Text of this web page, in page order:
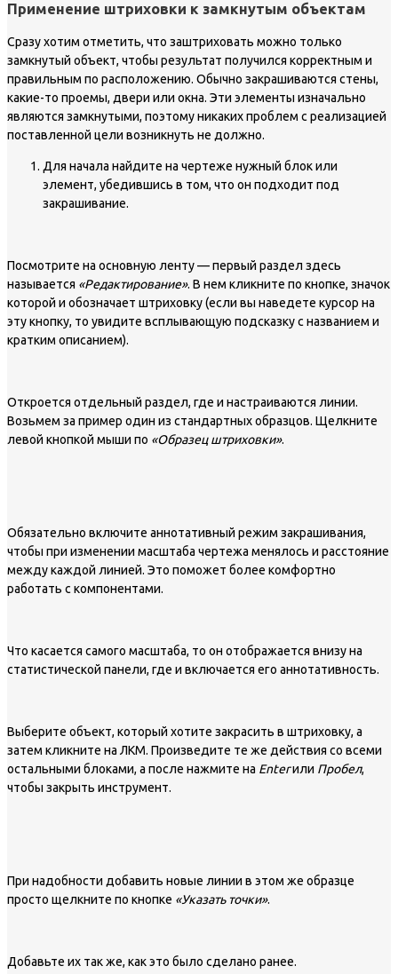
Применение штриховки к замкнутым объектам
Сразу хотим отметить, что заштриховать можно только
замкнутый объект, чтобы результат получился корректным и
правильным по расположению. Обычно закрашиваются стены,
какие-то проемы, двери или окна. Эти элементы изначально
являются замкнутыми, поэтому никаких проблем с реализацией
поставленной цели возникнуть не должно.
Для начала найдите на чертеже нужный блок или
элемент, убедившись в том, что он подходит под
закрашивание.
Посмотрите на основную ленту — первый раздел здесь
называется «Редактирование». В нем кликните по кнопке, значок
которой и обозначает штриховку (если вы наведете курсор на
эту кнопку, то увидите всплывающую подсказку с названием и
кратким описанием).
Откроется отдельный раздел, где и настраиваются линии.
Возьмем за пример один из стандартных образцов. Щелкните
левой кнопкой мыши по «Образец штриховки».
Обязательно включите аннотативный режим закрашивания,
чтобы при изменении масштаба чертежа менялось и расстояние
между каждой линией. Это поможет более комфортно
работать с компонентами.
Что касается самого масштаба, то он отображается внизу на
статистической панели, где и включается его аннотативность.
Выберите объект, который хотите закрасить в штриховку, а
затем кликните на ЛКМ. Произведите те же действия со всеми
остальными блоками, а после нажмите на Enterили Пробел,
чтобы закрыть инструмент.
При надобности добавить новые линии в этом же образце
просто щелкните по кнопке «Указать точки».
Добавьте их так же, как это было сделано ранее.